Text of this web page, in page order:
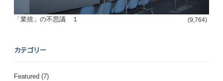
「業捨」の不思議 １ (9,764)
カテゴリー
Featured (7)